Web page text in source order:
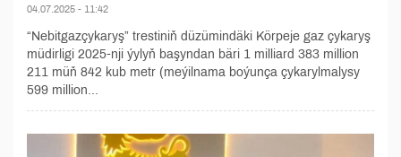
04.07.2025 - 11:42
“Nebitgazçykaryş” trestiniň düzümindäki Körpeje gaz çykaryş
müdirligi 2025-nji ýylyň başyndan bäri 1 milliard 383 million
211 müň 842 kub metr (meýilnama boýunça çykarylmalysy
599 million...